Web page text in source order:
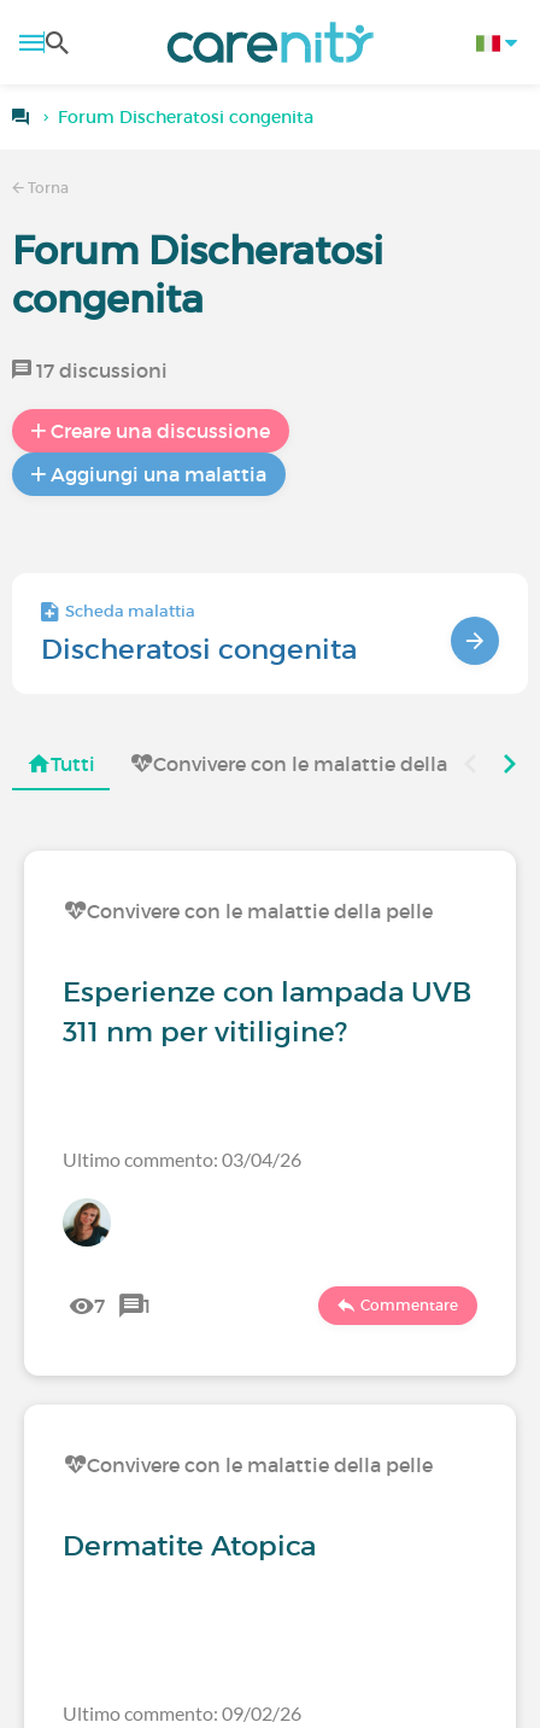
Forum Discheratosi congenita
Torna
Forum Discheratosi
congenita
17 discussioni
Creare una discussione
Aggiungi una malattia
Scheda malattia
Discheratosi congenita
Tutti Convivere con le malattie della pelle
Convivere con le malattie della pelle
Esperienze con lampada UVB
311 nm per vitiligine?
Ultimo commento: 03/04/26
7 1 Commentare
Convivere con le malattie della pelle
Dermatite Atopica
Ultimo commento: 09/02/26